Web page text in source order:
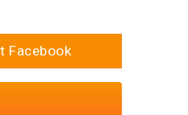
Facebook